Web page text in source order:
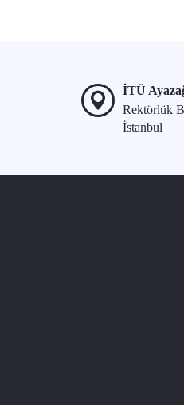
İTÜ
Rektörlük
İstanbul